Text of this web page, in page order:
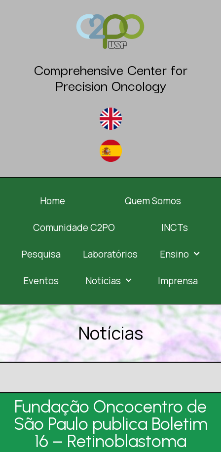
Comprehensive Center for
Precision Oncology
Home Quem Somos
Comunidade C2PO INCTs
Pesquisa Laboratórios Ensino
Eventos Notícias Imprensa
Notícias
Fundação Oncocentro de
São Paulo publica Boletim
16 – Retinoblastoma